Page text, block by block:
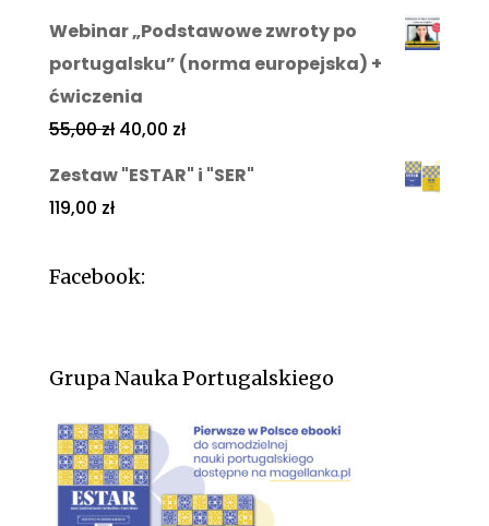
Webinar „Podstawowe zwroty po
portugalsku” (norma europejska) +
ćwiczenia
55,00zł 40,00 zł
Zestaw "ESTAR" i "SER"
119,00 zł
Facebook:
Grupa Nauka Portugalskiego